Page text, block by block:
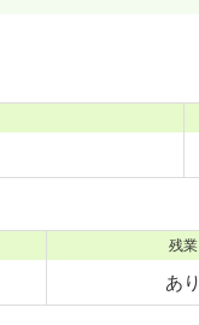
残業
あり